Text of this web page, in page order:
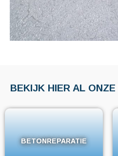
BEKIJK HIER AL ONZE
BETONREPARATIE
BETONREPARATIE